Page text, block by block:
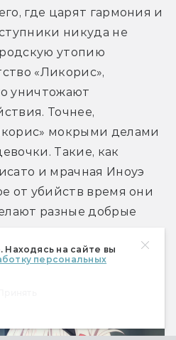
на сайте вы
персональных
где царят гармония и
никуда не
утопию
«Ликорис»,
уничтожают
Точнее,
мокрыми делами
Такие, как
и мрачная Иноуэ
от убийств время они
разные добрые